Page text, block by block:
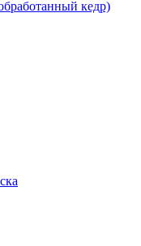
кедр)